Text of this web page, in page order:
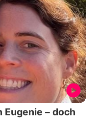
Eugenie – doch